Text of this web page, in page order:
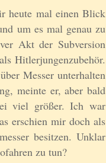
heute mal einen Blick
um es mal genau zu
Akt der Subversion
Hitlerjungenzubehör.
Messer unterhalten
meinte er, aber bald
viel größer. Ich war
erschien mir doch als
besitzen. Unklar
zu tun?